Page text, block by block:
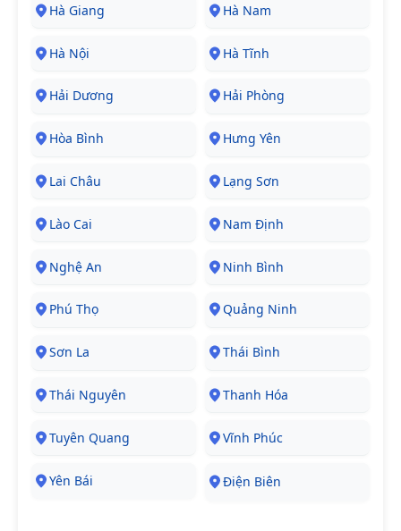
Hà Giang Hà Nam
Hà Nội Hà Tĩnh
Hải Dương Hải Phòng
Hòa Bình Hưng Yên
Lai Châu Lạng Sơn
Lào Cai Nam Định
Nghệ An Ninh Bình
Phú Thọ Quảng Ninh
Sơn La Thái Bình
Thái Nguyên Thanh Hóa
Tuyên Quang Vĩnh Phúc
Yên Bái Điện Biên